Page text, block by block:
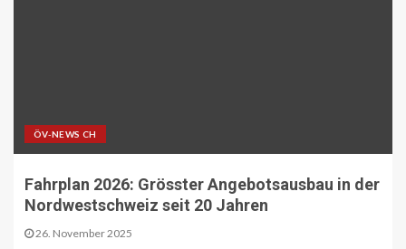
ÖV-NEWS CH
Fahrplan 2026: Grösster Angebotsausbau in der
Nordwestschweiz seit 20 Jahren
26. November 2025